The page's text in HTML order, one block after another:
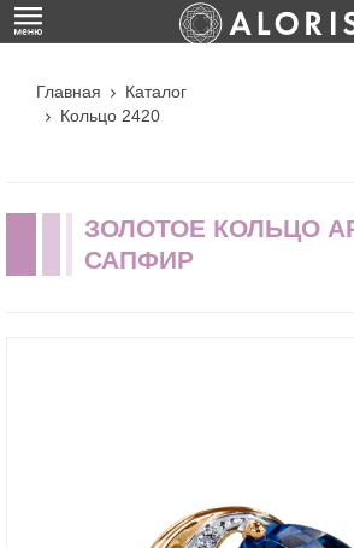
Главная
Каталог
Кольцо 2420
ЗОЛОТОЕ КОЛЬЦО
САПФИР